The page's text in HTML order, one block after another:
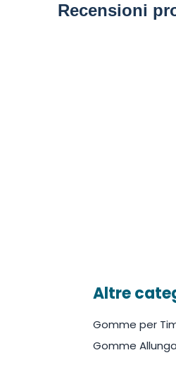
Recensioni
Altre
Gomme per
Gomme